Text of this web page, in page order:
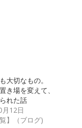
大切なもの。
き場を変えて、
れた話
月12日
】（ブログ)